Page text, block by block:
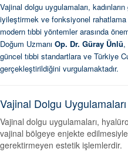
Vajinal dolgu uygulamaları,
iyileştirmek ve fonksiyonel
modern tıbbi yöntemler arasında
Doğum Uzmanı Op. Dr. Güray Ünlü,
güncel tıbbi standartlara ve Türkiye
gerçekleştirildiğini vurgulamaktadır.
Vajinal Dolgu
Vajinal dolgu uygulamaları,
vajinal bölgeye enjekte
gerektirmeyen estetik işlemlerdir.